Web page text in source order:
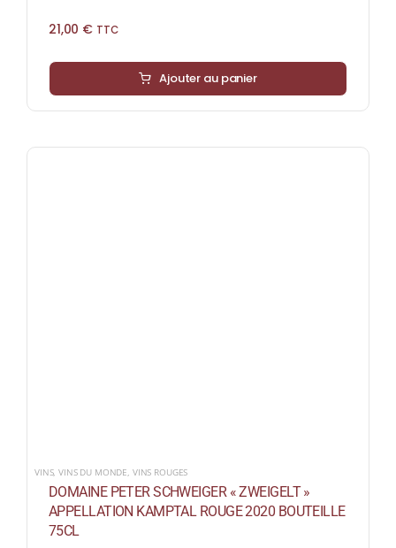
21,00 € TTC
Ajouter au panier
VINS,VINS DU MONDE VINS ROUGES
DOMAINE PETER SCHWEIGER « ZWEIGELT »
APPELLATION KAMPTAL ROUGE 2020 BOUTEILLE
75CL